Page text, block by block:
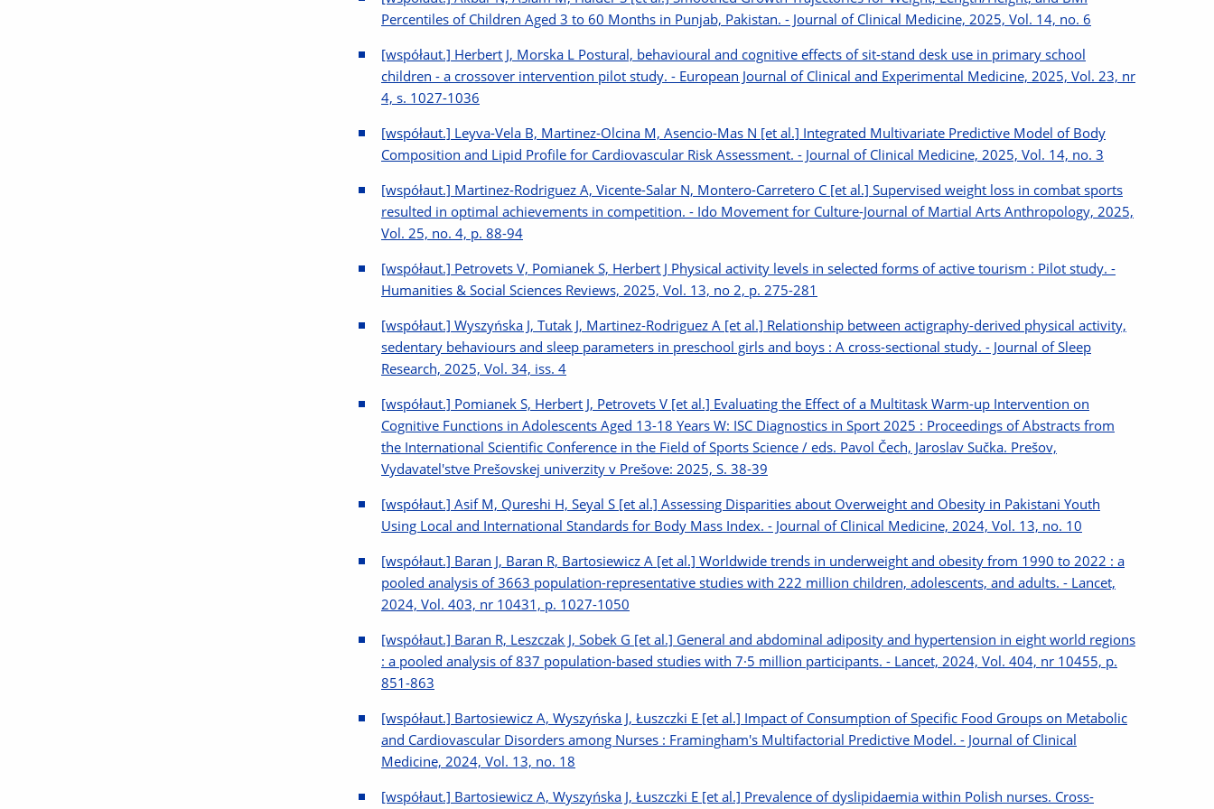
Percentiles of Children Aged 3 to 60 Months in Punjab, Pakistan. - Journal of Clinical Medicine, 2025, Vol. 14, no. 6
[współaut.] Herbert J, Morska L Postural, behavioural and cognitive effects of sit-stand desk use in primary school
children - a crossover intervention pilot study. - European Journal of Clinical and Experimental Medicine, 2025, Vol. 23, nr
4, s. 1027-1036
[współaut.] Leyva-Vela B, Martinez-Olcina M, Asencio-Mas N [et al.] Integrated Multivariate Predictive Model of Body
Composition and Lipid Profile for Cardiovascular Risk Assessment. - Journal of Clinical Medicine, 2025, Vol. 14, no. 3
[współaut.] Martinez-Rodriguez A, Vicente-Salar N, Montero-Carretero C [et al.] Supervised weight loss in combat sports
resulted in optimal achievements in competition. - Ido Movement for Culture-Journal of Martial Arts Anthropology, 2025,
Vol. 25, no. 4, p. 88-94
[współaut.] Petrovets V, Pomianek S, Herbert J Physical activity levels in selected forms of active tourism : Pilot study. -
Humanities & Social Sciences Reviews, 2025, Vol. 13, no 2, p. 275-281
[współaut.] Wyszyńska J, Tutak J, Martinez-Rodriguez A [et al.] Relationship between actigraphy-derived physical activity,
sedentary behaviours and sleep parameters in preschool girls and boys : A cross-sectional study. - Journal of Sleep
Research, 2025, Vol. 34, iss. 4
[współaut.] Pomianek S, Herbert J, Petrovets V [et al.] Evaluating the Effect of a Multitask Warm-up Intervention on
Cognitive Functions in Adolescents Aged 13-18 Years W: ISC Diagnostics in Sport 2025 : Proceedings of Abstracts from
the International Scientific Conference in the Field of Sports Science / eds. Pavol Čech, Jaroslav Sučka. Prešov,
Vydavatel'stve Prešovskej univerzity v Prešove: 2025, S. 38-39
[współaut.] Asif M, Qureshi H, Seyal S [et al.] Assessing Disparities about Overweight and Obesity in Pakistani Youth
Using Local and International Standards for Body Mass Index. - Journal of Clinical Medicine, 2024, Vol. 13, no. 10
[współaut.] Baran J, Baran R, Bartosiewicz A [et al.] Worldwide trends in underweight and obesity from 1990 to 2022 : a
pooled analysis of 3663 population-representative studies with 222 million children, adolescents, and adults. - Lancet,
2024, Vol. 403, nr 10431, p. 1027-1050
[współaut.] Baran R, Leszczak J, Sobek G [et al.] General and abdominal adiposity and hypertension in eight world regions
: a pooled analysis of 837 population-based studies with 7·5 million participants. - Lancet, 2024, Vol. 404, nr 10455, p.
851-863
[współaut.] Bartosiewicz A, Wyszyńska J, Łuszczki E [et al.] Impact of Consumption of Specific Food Groups on Metabolic
and Cardiovascular Disorders among Nurses : Framingham's Multifactorial Predictive Model. - Journal of Clinical
Medicine, 2024, Vol. 13, no. 18
[współaut.] Bartosiewicz A, Wyszyńska J, Łuszczki E [et al.] Prevalence of dyslipidaemia within Polish nurses. Cross-